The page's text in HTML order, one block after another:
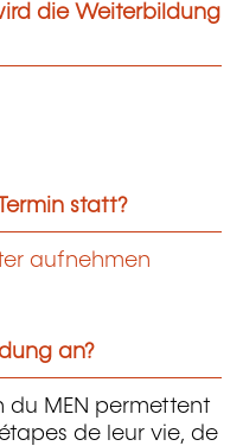
die Weiterbildung
statt?
aufnehmen
an?
du MEN permettent
de leur vie, de